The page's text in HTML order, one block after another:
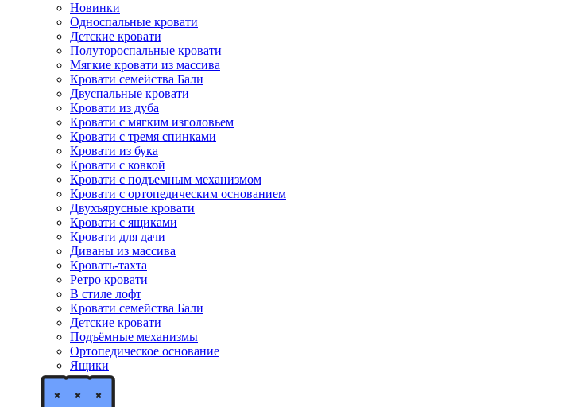
Новинки
Односпальные кровати
Детские кровати
Полутороспальные кровати
Мягкие кровати из массива
Кровати семейства Бали
Двуспальные кровати
Кровати из дуба
Кровати с мягким изголовьем
Кровати с тремя спинками
Кровати из бука
Кровати с ковкой
Кровати с подъемным механизмом
Кровати с ортопедическим основанием
Двухъярусные кровати
Кровати с ящиками
Кровати для дачи
Диваны из массива
Кровать-тахта
Ретро кровати
В стиле лофт
Кровати семейства Бали
Детские кровати
Подъёмные механизмы
Ортопедическое основание
Ящики